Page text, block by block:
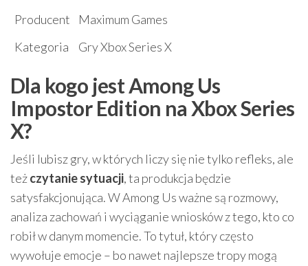
Producent
Maximum Games
Kategoria
Gry Xbox Series X
Dla kogo jest Among Us
Impostor Edition na Xbox Series
X?
Jeśli lubisz gry, w których liczy się nie tylko refleks, ale
teżczytanie sytuacji, ta produkcja będzie
satysfakcjonująca. W Among Us ważne są rozmowy,
analiza zachowań i wyciąganie wniosków z tego, kto co
robił w danym momencie. To tytuł, który często
wywołuje emocje – bo nawet najlepsze tropy mogą